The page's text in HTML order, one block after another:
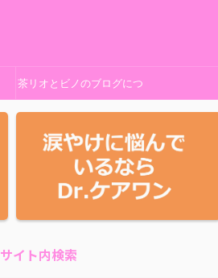
茶リオとビノのブログにつ
いて
サイト内検索